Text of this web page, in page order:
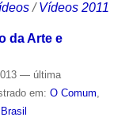
/Vídeos 2011
da Arte e
— última
em: O Comum
Brasil